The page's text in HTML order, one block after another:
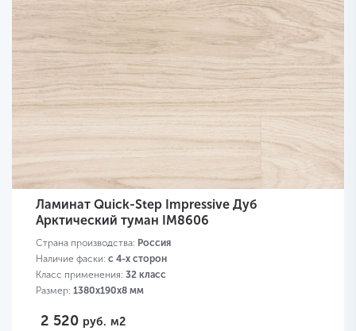
Ламинат Quick-Step Impressive Дуб
Арктический туман IM8606
Страна производства: Россия
Наличие фаски: с 4-х сторон
Класс применения: 32 класс
Размер: 1380х190х8 мм
2 520 руб. м2